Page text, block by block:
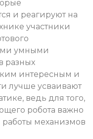
и реагируют на
участники
умными
разных
интересным и
лучше усваивают
ведь для того,
робота важно
механизмов